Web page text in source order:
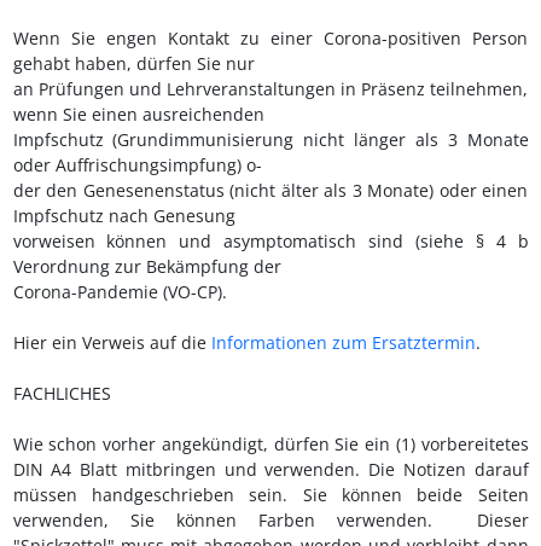
Wenn Sie engen Kontakt zu einer Corona-positiven Person
gehabt haben, dürfen Sie nur
an Prüfungen und Lehrveranstaltungen in Präsenz teilnehmen,
wenn Sie einen ausreichenden
Impfschutz (Grundimmunisierung nicht länger als 3 Monate
oder Auffrischungsimpfung) o-
der den Genesenenstatus (nicht älter als 3 Monate) oder einen
Impfschutz nach Genesung
vorweisen können und asymptomatisch sind (siehe § 4 b
Verordnung zur Bekämpfung der
Corona-Pandemie (VO-CP).
Hier ein Verweis auf dieInformationen zum Ersatztermin.
FACHLICHES
Wie schon vorher angekündigt, dürfen Sie ein (1) vorbereitetes
DIN A4 Blatt mitbringen und verwenden. Die Notizen darauf
müssen handgeschrieben sein. Sie können beide Seiten
verwenden, Sie können Farben verwenden. Dieser